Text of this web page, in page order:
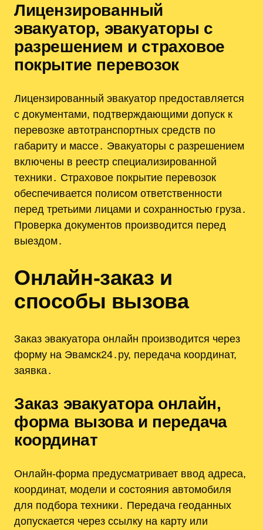
Лицензированный
эвакуатор, эвакуаторы с
разрешением и страховое
покрытие перевозок
Лицензированный эвакуатор предоставляется
с документами, подтверждающими допуск к
перевозке автотранспортных средств по
габариту и массе․ Эвакуаторы с разрешением
включены в реестр специализированной
техники․ Страховое покрытие перевозок
обеспечивается полисом ответственности
перед третьими лицами и сохранностью груза․
Проверка документов производится перед
выездом․
Онлайн-заказ и
способы вызова
Заказ эвакуатора онлайн производится через
форму на Эвамск24․ру, передача координат,
заявка․
Заказ эвакуатора онлайн,
форма вызова и передача
координат
Онлайн-форма предусматривает ввод адреса,
координат, модели и состояния автомобиля
для подбора техники․ Передача геоданных
допускается через ссылку на карту или